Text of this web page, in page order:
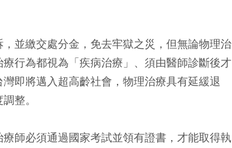
並繳交處分金，免去牢獄之災，但無論物理治
行為都視為「疾病治療」、須由醫師診斷後才
即將邁入超高齡社會，物理治療具有延緩退
整。
師必須通過國家考試並領有證書，才能取得執